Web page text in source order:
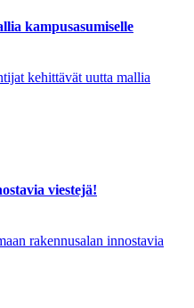
kampusasumiselle
kehittävät uutta mallia
viestejä!
rakennusalan innostavia